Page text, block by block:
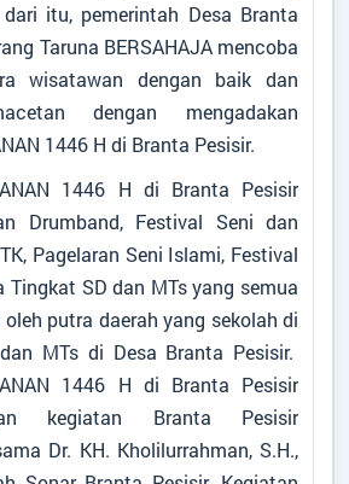
itu, pemerintah Desa Branta
Taruna BERSAHAJA mencoba
wisatawan dengan baik dan
dengan mengadakan
1446 H di Branta Pesisir.
1446 H di Branta Pesisir
Drumband, Festival Seni dan
Pagelaran Seni Islami, Festival
Tingkat SD dan MTs yang semua
putra daerah yang sekolah di
MTs di Desa Branta Pesisir.
1446 H di Branta Pesisir
kegiatan Branta Pesisir
Dr. KH. Kholilurrahman, S.H.,